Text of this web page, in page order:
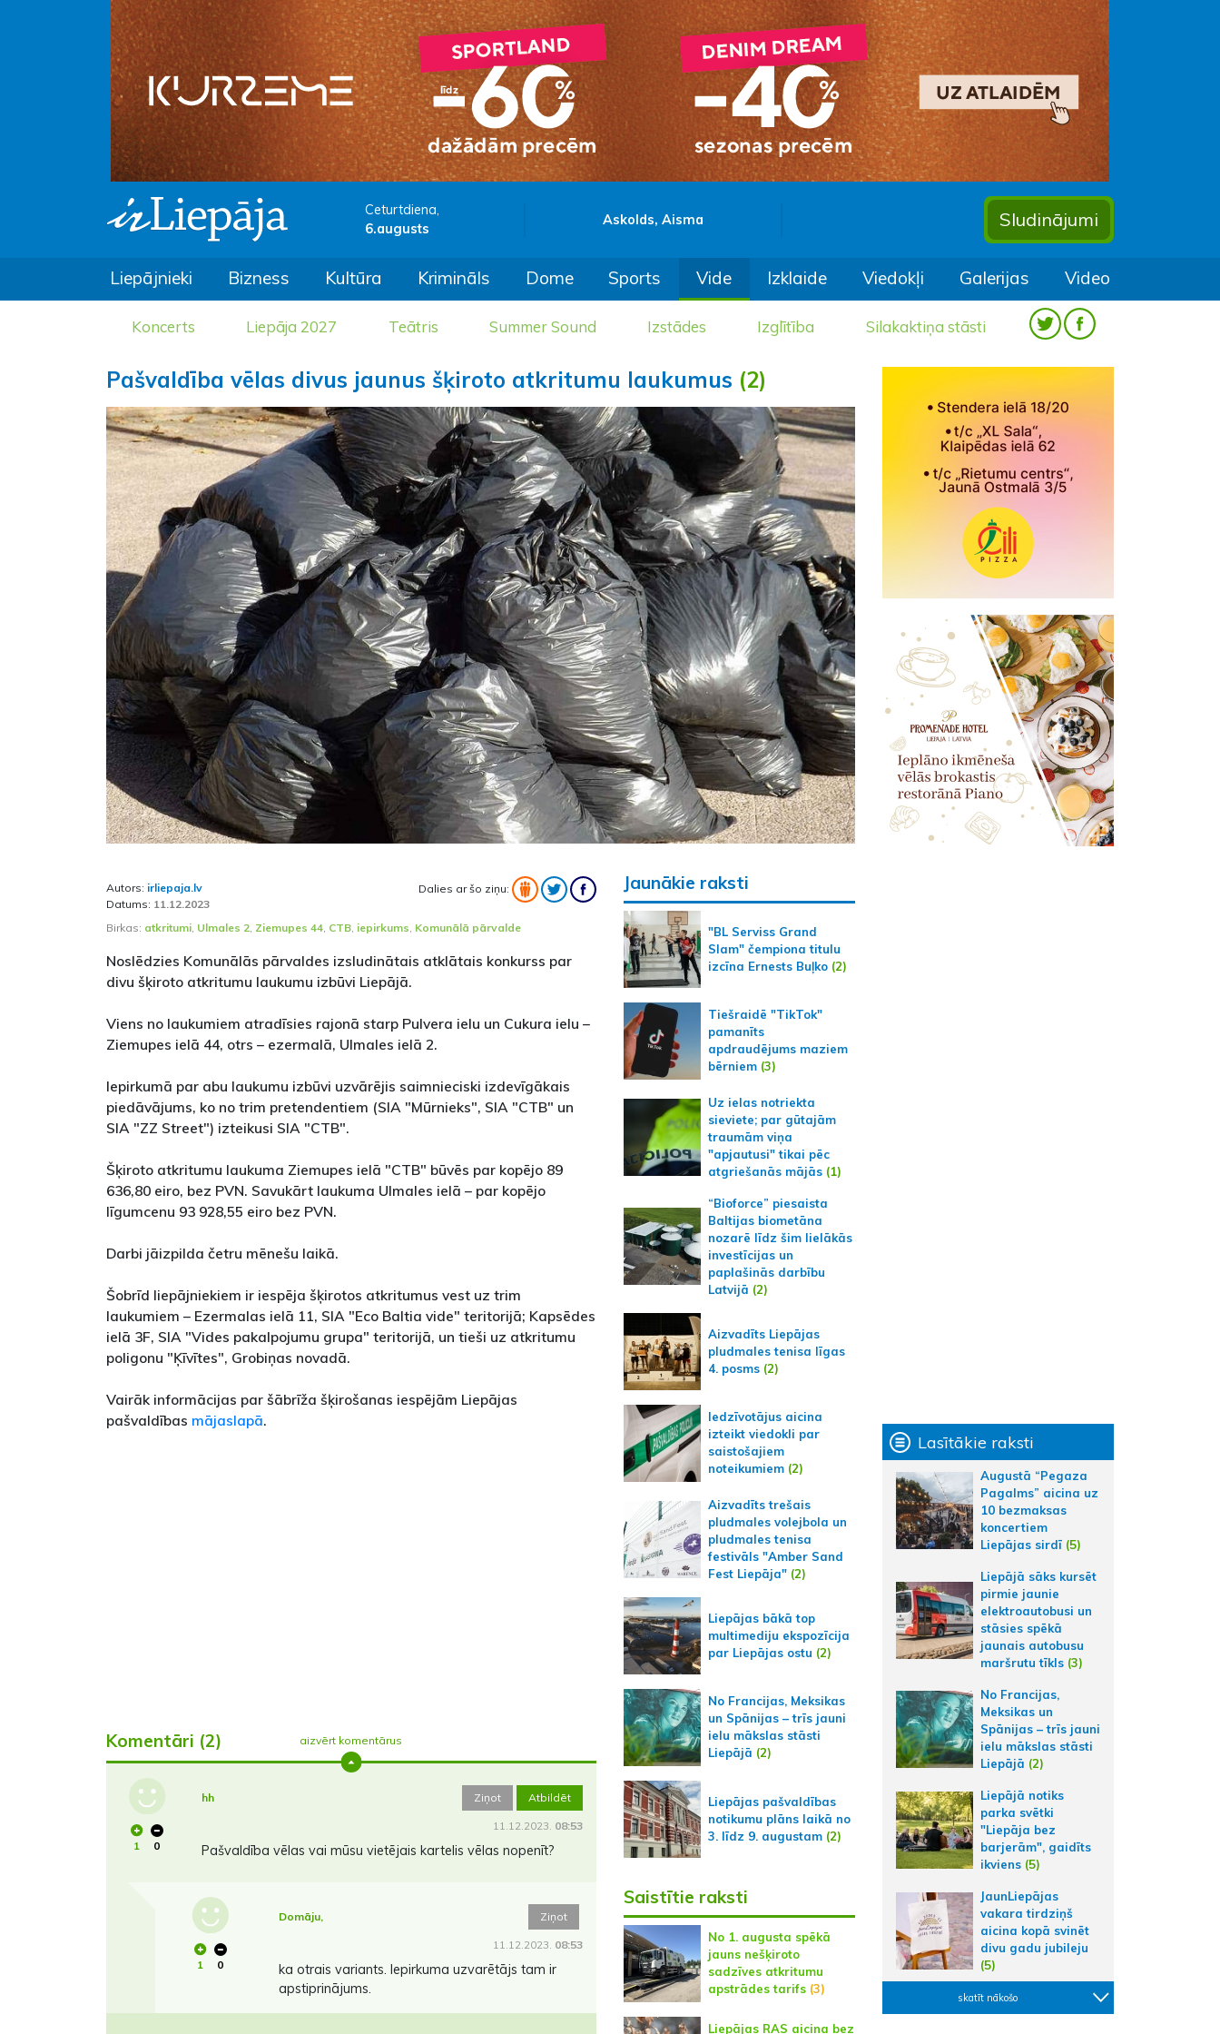
Ceturtdiena,
6.augusts
Askolds, Aisma Sludinājumi
Liepājnieki Bizness Kultūra Krimināls Dome Sports Vide Izklaide Viedokļi Galerijas Video
Koncerts Liepāja 2027 Teātris Summer Sound Izstādes Izglītība Silakaktiņa stāsti
Pašvaldība vēlas divus jaunus šķiroto atkritumu laukumus (2)
Autors: irliepaja.lv
Datums: 11.12.2023
Dalies ar šo ziņu:
Birkas: atkritumi Ulmales 2 Ziemupes 44 CTB iepirkums Komunālā pārvalde
Noslēdzies Komunālās pārvaldes izsludinātais atklātais konkurss par
divu šķiroto atkritumu laukumu izbūvi Liepājā.
Viens no laukumiem atradīsies rajonā starp Pulvera ielu un Cukura ielu –
Ziemupes ielā 44, otrs – ezermalā, Ulmales ielā 2.
Iepirkumā par abu laukumu izbūvi uzvārējis saimnieciski izdevīgākais
piedāvājums, ko no trim pretendentiem (SIA "Mūrnieks", SIA "CTB" un
SIA "ZZ Street") izteikusi SIA "CTB".
Šķiroto atkritumu laukuma Ziemupes ielā "CTB" būvēs par kopējo 89
636,80 eiro, bez PVN. Savukārt laukuma Ulmales ielā – par kopējo
līgumcenu 93 928,55 eiro bez PVN.
Darbi jāizpilda četru mēnešu laikā.
Šobrīd liepājniekiem ir iespēja šķirotos atkritumus vest uz trim
laukumiem – Ezermalas ielā 11, SIA "Eco Baltia vide" teritorijā; Kapsēdes
ielā 3F, SIA "Vides pakalpojumu grupa" teritorijā, un tieši uz atkritumu
poligonu "Ķīvītes", Grobiņas novadā.
Vairāk informācijas par šābrīža šķirošanas iespējām Liepājas
pašvaldības mājaslapā.
Komentāri (2) aizvērt komentārus
1 0
hh Ziņot Atbildēt
11.12.2023. 08:53
Pašvaldība vēlas vai mūsu vietējais kartelis vēlas nopenīt?
1 0
Domāju, Ziņot
11.12.2023. 08:53
ka otrais variants. Iepirkuma uzvarētājs tam ir
apstiprinājums.
Jaunākie raksti
"BL Serviss Grand
Slam" čempiona titulu
izcīna Ernests Buļko(2)
Tiešraidē "TikTok"
pamanīts
apdraudējums maziem
bērniem(3)
Uz ielas notriekta
sieviete; par gūtajām
traumām viņa
"apjautusi" tikai pēc
atgriešanās mājās(1)
“Bioforce” piesaista
Baltijas biometāna
nozarē līdz šim lielākās
investīcijas un
paplašinās darbību
Latvijā (2)
Aizvadīts Liepājas
pludmales tenisa līgas
4. posms(2)
Iedzīvotājus aicina
izteikt viedokli par
saistošajiem
noteikumiem (2)
Aizvadīts trešais
pludmales volejbola un
pludmales tenisa
festivāls "Amber Sand
Fest Liepāja"(2)
Liepājas bākā top
multimediju ekspozīcija
par Liepājas ostu (2)
No Francijas, Meksikas
un Spānijas – trīs jauni
ielu mākslas stāsti
Liepājā (2)
Liepājas pašvaldības
notikumu plāns laikā no
3. līdz 9. augustam(2)
Saistītie raksti
No 1. augusta spēkā
jauns nešķiroto
sadzīves atkritumu
apstrādes tarifs(3)
Liepājas RAS aicina bez
Lasītākie raksti
Augustā “Pegaza
Pagalms” aicina uz
10 bezmaksas
koncertiem
Liepājas sirdī (5)
Liepājā sāks kursēt
pirmie jaunie
elektroautobusi un
stāsies spēkā
jaunais autobusu
maršrutu tīkls (3)
No Francijas,
Meksikas un
Spānijas – trīs jauni
ielu mākslas stāsti
Liepājā (2)
Liepājā notiks
parka svētki
"Liepāja bez
barjerām", gaidīts
ikviens (5)
JaunLiepājas
vakara tirdziņš
aicina kopā svinēt
divu gadu jubileju
(5)
skatīt nākošo